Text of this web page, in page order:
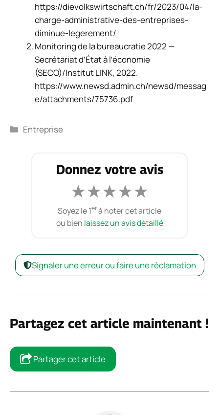
https://dievolkswirtschaft.ch/fr/2023/04/la-
charge-administrative-des-entreprises-
diminue-legerement/
Monitoring de la bureaucratie 2022 —
Secrétariat d’État à l’économie
(SECO)/Institut LINK, 2022.
https://www.newsd.admin.ch/newsd/messag
e/attachments/75736.pdf
Catégories
Entreprise
Donnez votre avis
★★★★★
Soyez le 1erà noter cet article
ou bien laissez un avis détaillé
Signaler une erreur ou faire une réclamation
Partagez cet article maintenant !
Partager cet article